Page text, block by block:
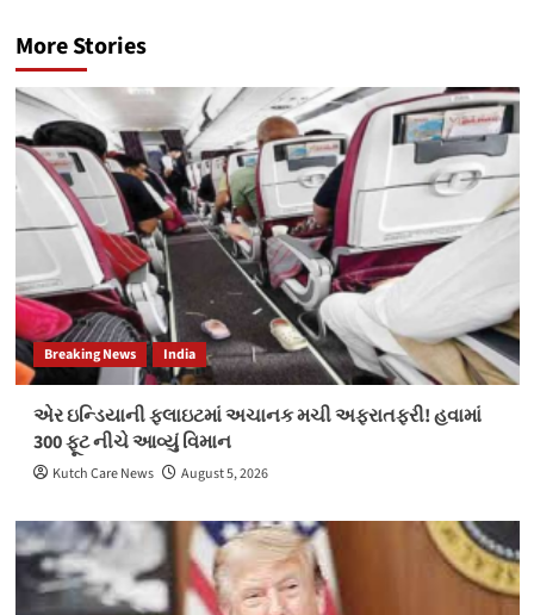
More Stories
Breaking News India
એર ઇન્ડિયાની ફ્લાઇટમાં અચાનક મચી અફરાતફરી! હવામાં
300 ફૂટ નીચે આવ્યું વિમાન
Kutch Care News August 5, 2026